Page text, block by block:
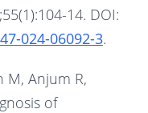
14. DOI:
024-06092-3.
M, Anjum R,
of